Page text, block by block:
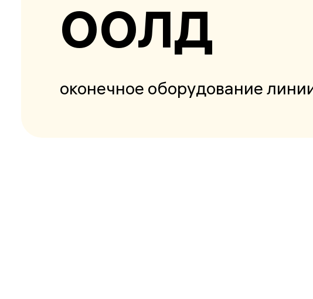
ООЛД
оконечное оборудование